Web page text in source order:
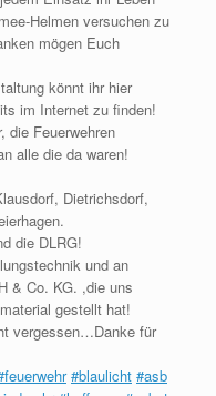
Helmen versuchen zu
mögen Euch
könnt ihr hier
im Internet zu finden!
die Feuerwehren
alle die da waren!
Dietrichsdorf,
die DLRG!
und an
& Co. KG. ,die uns
gestellt hat!
vergessen…Danke für
#blaulicht #asb